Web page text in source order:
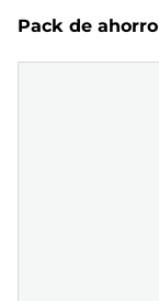
Pack de ahorro